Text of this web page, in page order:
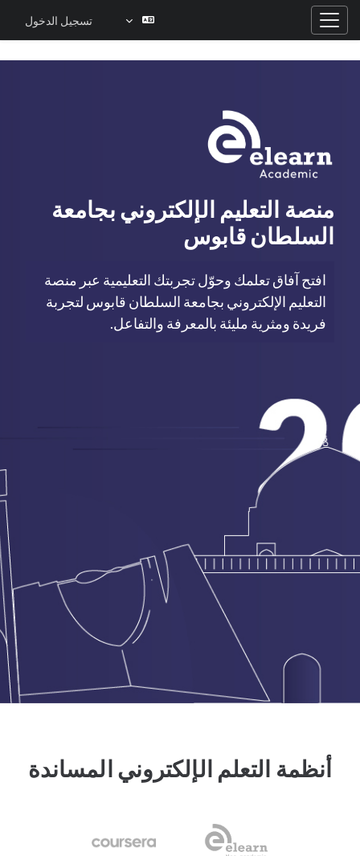
واجهة جانبية
تسجيل الدخول
منصة التعليم الإلكتروني بجامعة
السلطان قابوس
افتح آفاق تعلمك وحوّل تجربتك التعليمية عبر منصة
التعليم الإلكتروني بجامعة السلطان قابوس لتجربة
فريدة ومثرية مليئة بالمعرفة والتفاعل.
أنظمة التعلم الإلكتروني المساندة